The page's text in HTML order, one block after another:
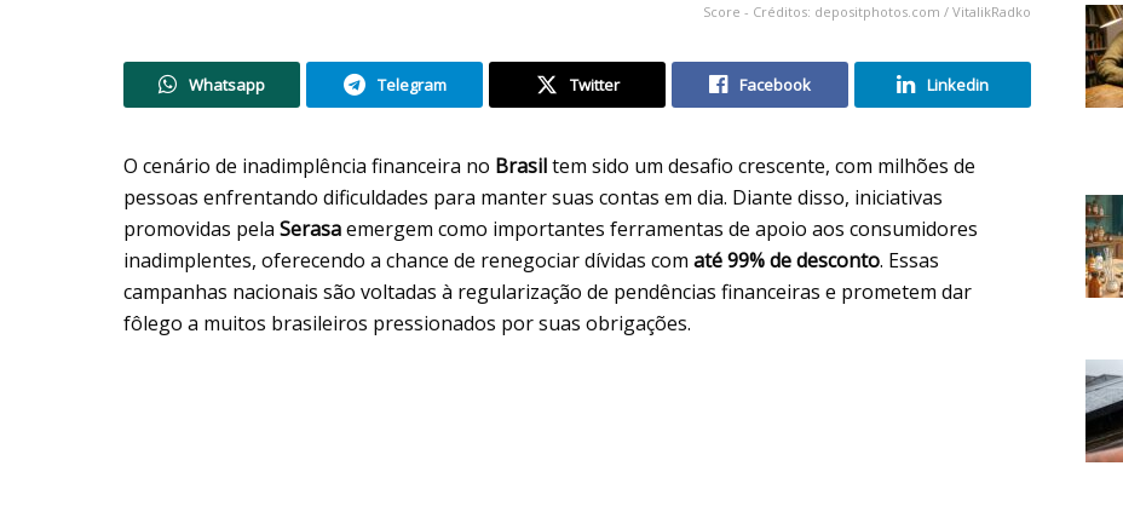
Score - Créditos: depositphotos.com / VitalikRadko
Whatsapp Telegram Twitter Facebook Linkedin
O cenário de inadimplência financeira no Brasiltem sido um desafio crescente, com milhões de
pessoas enfrentando dificuldades para manter suas contas em dia. Diante disso, iniciativas
promovidas pela Serasaemergem como importantes ferramentas de apoio aos consumidores
inadimplentes, oferecendo a chance de renegociar dívidas com até 99% de desconto. Essas
campanhas nacionais são voltadas à regularização de pendências financeiras e prometem dar
fôlego a muitos brasileiros pressionados por suas obrigações.